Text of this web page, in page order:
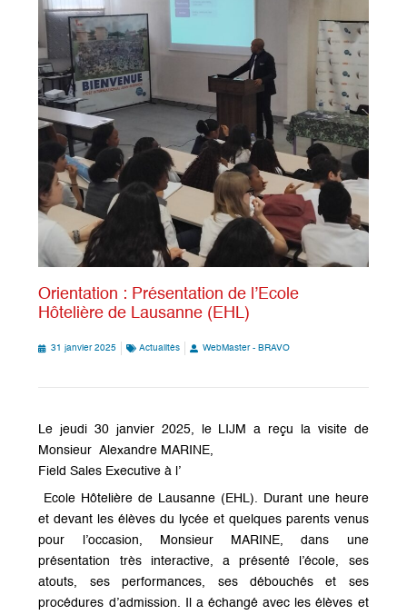
Orientation : Présentation de l’Ecole
Hôtelière de Lausanne (EHL)
31 janvier 2025 Actualités WebMaster - BRAVO
Le jeudi 30 janvier 2025, le LIJM a reçu la visite de
Monsieur Alexandre MARINE,
Field Sales Executive à l’
Ecole Hôtelière de Lausanne (EHL). Durant une heure
et devant les élèves du lycée et quelques parents venus
pour l’occasion, Monsieur MARINE, dans une
présentation très interactive, a présenté l’école, ses
atouts, ses performances, ses débouchés et ses
procédures d’admission. Il a échangé avec les élèves et